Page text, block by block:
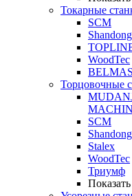
Токарные
SCM
Shandong
WoodTec
Торцовочные
SCM
Shandong
Stalex
WoodTec
Триумф